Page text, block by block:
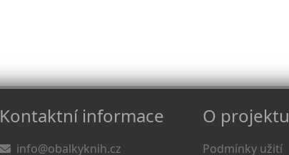
Kontaktní informace
info@obalkyknih.cz
O projektu
Podmínky užití